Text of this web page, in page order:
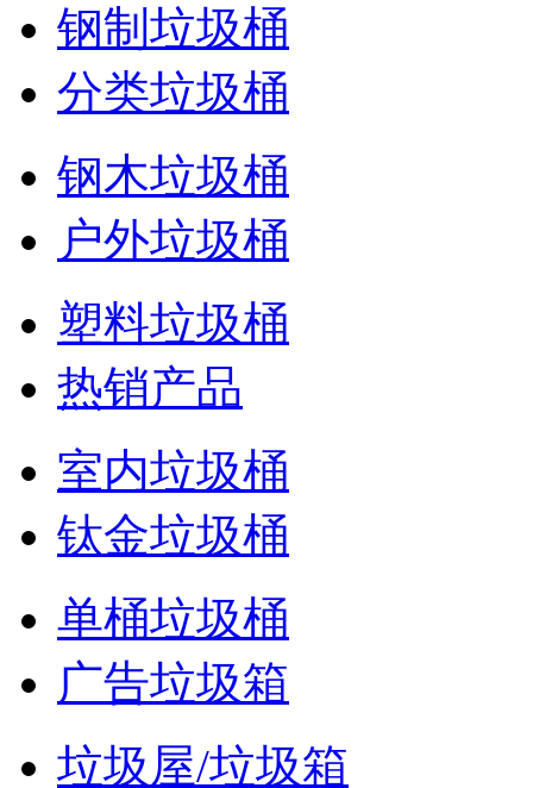
钢制垃圾桶
分类垃圾桶
钢木垃圾桶
户外垃圾桶
塑料垃圾桶
热销产品
室内垃圾桶
钛金垃圾桶
单桶垃圾桶
广告垃圾箱
垃圾屋/垃圾箱